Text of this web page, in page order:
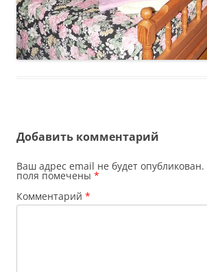
Добавить комментарий
Ваш адрес email не будет опубликован.
поля помечены *
Комментарий *